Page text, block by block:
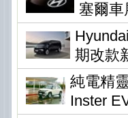
塞爾車
期改款
純電精
Inster